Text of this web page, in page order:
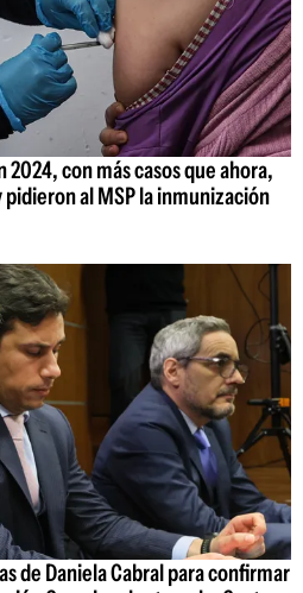
con más casos que ahora,
al MSP la inmunización
de Daniela Cabral para confirmar